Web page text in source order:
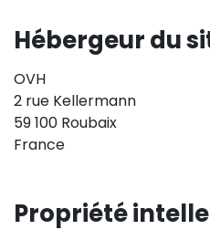
Hébergeur du
OVH
2 rue Kellermann
59 100 Roubaix
France
Propriété